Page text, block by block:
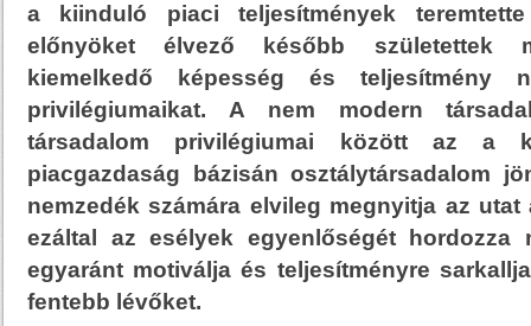
a kiinduló piaci teljesítmények
előnyöket élvező később születettek
kiemelkedő képesség és teljesítmény
privilégiumaikat. A nem modern
társadalom privilégiumai között az a
piacgazdaság bázisán osztálytársadalom
nemzedék számára elvileg megnyitja az utat
ezáltal az esélyek egyenlőségét hordozza
egyaránt motiválja és teljesítményre
fentebb lévőket.